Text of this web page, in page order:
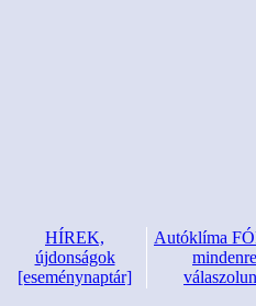
HÍREK,
újdonságok
[eseménynaptár]
Autóklíma
mindenre